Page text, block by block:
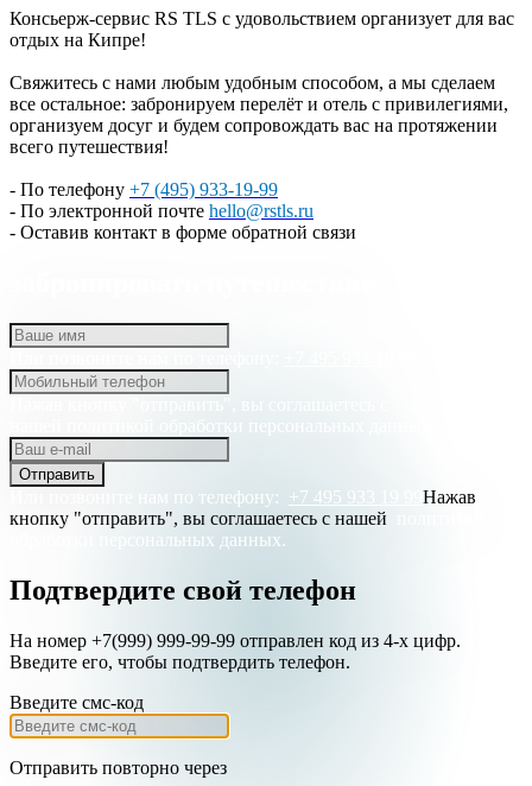
Консьерж-сервис RS TLS с удовольствием организует для вас
отдых на Кипре!
Свяжитесь с нами любым удобным способом, а мы сделаем
все остальное: забронируем перелёт и отель с привилегиями,
организуем досуг и будем сопровождать вас на протяжении
всего путешествия!
- По телефону +7 (495) 933-19-99
- По электронной почте hello@rstls.ru
- Оставив контакт в форме обратной связи
политикой обработки персональных данных.
Отправить
Или позвоните нам по телефону: +7 495 933 19 99 Нажав
кнопку "отправить", вы соглашаетесь с нашей
обработки персональных данных.
Подтвердите свой телефон
На номер +7(999) 999-99-99 отправлен код из 4-х цифр.
Введите его, чтобы подтвердить телефон.
Введите смс-код
Отправить повторно через